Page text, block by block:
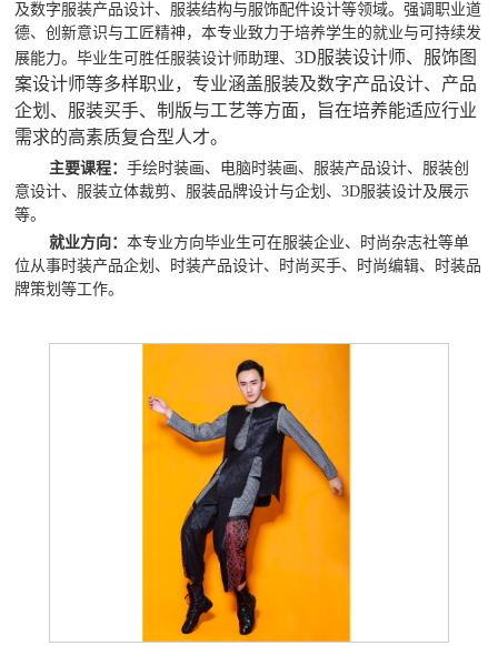
及数字服装产品设计、服装结构与服饰配件设计等领域。强调职业道
德、创新意识与工匠精神，本专业致力于培养学生的就业与可持续发
展能力。毕业生可胜任服装设计师助理、3D服装设计师、服饰图
案设计师等多样职业，专业涵盖服装及数字产品设计、产品
企划、服装买手、制版与工艺等方面，旨在培养能适应行业
需求的高素质复合型人才。
主要课程：手绘时装画、电脑时装画、服装产品设计、服装创
意设计、服装立体裁剪、服装品牌设计与企划、3D服装设计及展示
等。
就业方向：本专业方向毕业生可在服装企业、时尚杂志社等单
位从事时装产品企划、时装产品设计、时尚买手、
时尚编辑、
时装品
牌策划等工作。